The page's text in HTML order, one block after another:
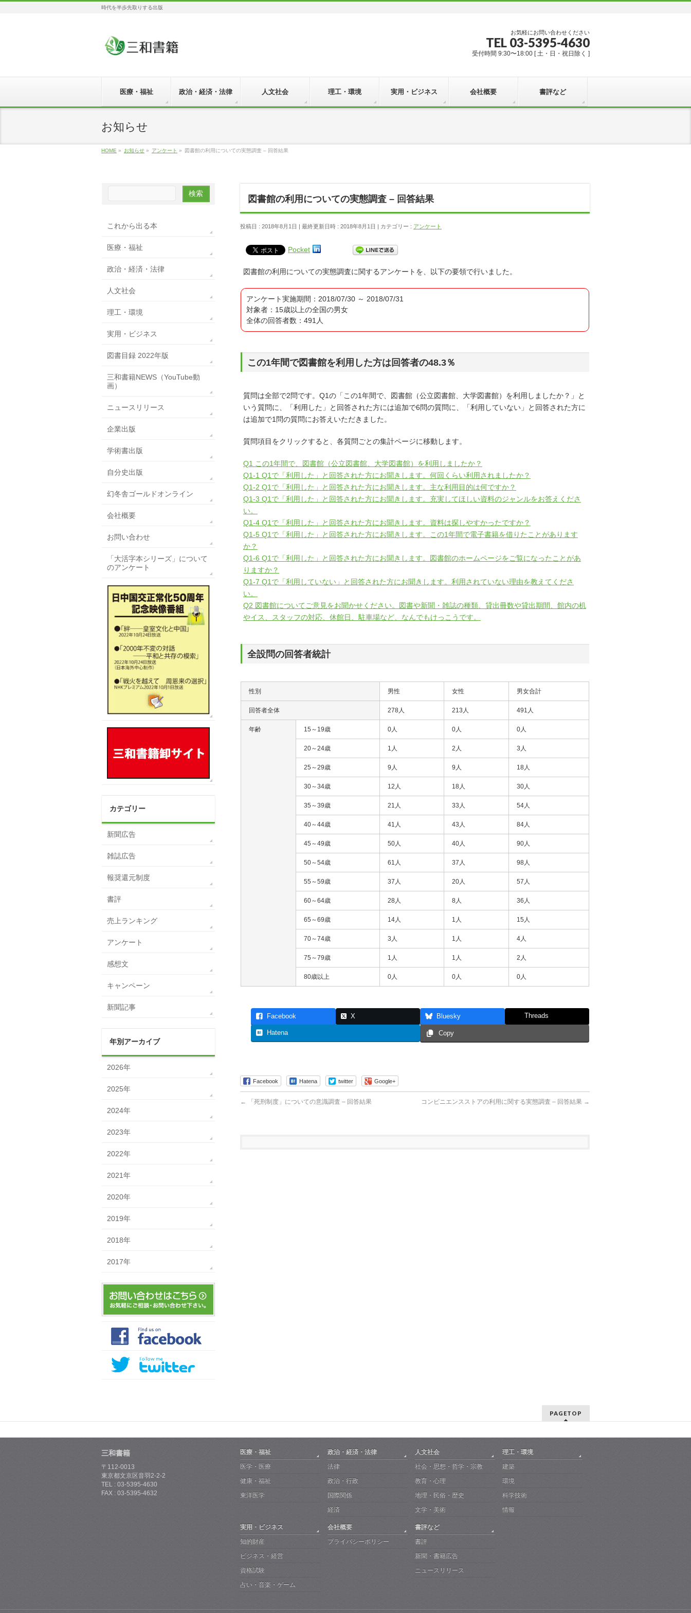
時代を半歩先取りする出版
お気軽にお問い合わせください
TEL 03-5395-4630
受付時間 9:30〜18:00 [ 土・日・祝日除く ]
医療・福祉 政治・経済・法律 人文社会 理工・環境 実用・ビジネス 会社概要 書評など
お知らせ
HOME » お知らせ » アンケート » 図書館の利用についての実態調査 – 回答結果
図書館の利用についての実態調査 – 回答結果
投稿日 : 2018年8月1日 最終更新日時 : 2018年8月1日 カテゴリー : アンケート
Pocket
図書館の利用についての実態調査に関するアンケートを、以下の要領で行いました。
アンケート実施期間：2018/07/30 ～ 2018/07/31
対象者：15歳以上の全国の男女
全体の回答者数：491人
この1年間で図書館を利用した方は回答者の48.3％
質問は全部で2問です。Q1の「この1年間で、図書館（公立図書館、大学図書館）を利用しましたか？」と
いう質問に、「利用した」と回答された方には追加で6問の質問に、「利用していない」と回答された方に
は追加で1問の質問にお答えいただきました。
質問項目をクリックすると、各質問ごとの集計ページに移動します。
Q1 この1年間で、図書館（公立図書館、大学図書館）を利用しましたか？
Q1-1 Q1で「利用した」と回答された方にお聞きします。何回くらい利用されましたか？
Q1-2 Q1で「利用した」と回答された方にお聞きします。主な利用目的は何ですか？
Q1-3 Q1で「利用した」と回答された方にお聞きします。充実してほしい資料のジャンルをお答えくださ
い。
Q1-4 Q1で「利用した」と回答された方にお聞きします。資料は探しやすかったですか？
Q1-5 Q1で「利用した」と回答された方にお聞きします。この1年間で電子書籍を借りたことがあります
か？
Q1-6 Q1で「利用した」と回答された方にお聞きします。図書館のホームページをご覧になったことがあ
りますか？
Q1-7 Q1で「利用していない」と回答された方にお聞きします。利用されていない理由を教えてくださ
い。
Q2 図書館についてご意見をお聞かせください。図書や新聞・雑誌の種類、貸出冊数や貸出期間、館内の机
やイス、スタッフの対応、休館日、駐車場など、なんでもけっこうです。
全設問の回答者統計
性別 男性 女性 男女合計
回答者全体 278人 213人 491人
年齢 15～19歳 0人 0人 0人
20～24歳 1人 2人 3人
25～29歳 9人 9人 18人
30～34歳 12人 18人 30人
35～39歳 21人 33人 54人
40～44歳 41人 43人 84人
45～49歳 50人 40人 90人
50～54歳 61人 37人 98人
55～59歳 37人 20人 57人
60～64歳 28人 8人 36人
65～69歳 14人 1人 15人
70～74歳 3人 1人 4人
75～79歳 1人 1人 2人
80歳以上 0人 0人 0人
Facebook X Bluesky Threads
Hatena Copy
Facebook Hatena twitter Google+
← 「死刑制度」についての意識調査 – 回答結果 コンビニエンスストアの利用に関する実態調査 – 回答結果 →
これから出る本
医療・福祉
政治・経済・法律
人文社会
理工・環境
実用・ビジネス
図書目録 2022年版
三和書籍NEWS（YouTube動
画）
ニュースリリース
企業出版
学術書出版
自分史出版
幻冬舎ゴールドオンライン
会社概要
お問い合わせ
「大活字本シリーズ」について
のアンケート
カテゴリー
新聞広告
雑誌広告
報奨還元制度
書評
売上ランキング
アンケート
感想文
キャンペーン
新聞記事
年別アーカイブ
2026年
2025年
2024年
2023年
2022年
2021年
2020年
2019年
2018年
2017年
PAGETOP
三和書籍
〒112-0013
東京都文京区音羽2-2-2
TEL : 03-5395-4630
FAX : 03-5395-4632
医療・福祉
医学・医療
健康・福祉
東洋医学
政治・経済・法律
法律
政治・行政
国際関係
経済
人文社会
社会・思想・哲学・宗教
教育・心理
地理・民俗・歴史
文学・美術
理工・環境
建築
環境
科学技術
情報
実用・ビジネス
知的財産
ビジネス・経営
資格試験
占い・音楽・ゲーム
会社概要
プライバシーポリシー
書評など
書評
新聞・書籍広告
ニュースリリース